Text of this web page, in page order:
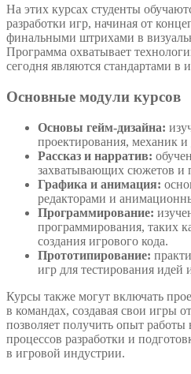
На этих курсах студенты
разработки игр, начиная от
финальными штрихами в
Программа охватывает
сегодня являются стандартами в
Основные модули курсов
Основы гейм-дизайна:
проектирования, механик
Рассказ и нарратив:
захватывающих сюжетов и
Графика и анимация:
редакторами и
Программирование:
программирования, таких
создания игрового кода.
Прототипирование:
игр для тестирования идей
Курсы также могут включать
в командах, создавая свои игры
позволяет получить опыт
процессов разработки и
в игровой индустрии.